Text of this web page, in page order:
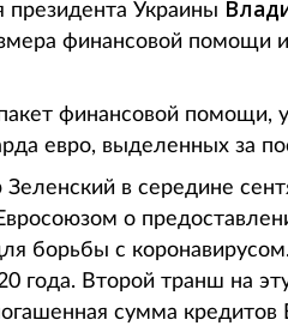
президента Украины
финансовой помощи
финансовой помощи,
евро, выделенных за
в середине
о
борьбы с
года. Второй транш на
сумма кредитов